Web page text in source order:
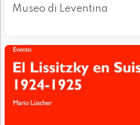
Museo di Leventina